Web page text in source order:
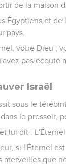
de la maison
Égyptiens et
pays.
votre Dieu ;
pas écouté
Israël
sous le
le pressoir,
lui dit :
si l'Éternel
merveilles que